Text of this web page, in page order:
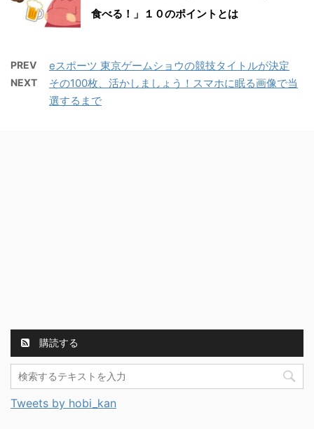
食べる！」１０のポイントとは
PREV eスポーツ 東京ゲームショウの競技タイトルが決定
NEXT
その100枚、活かしましょう！スマホに眠る画像で当
選するまで
購読する
Tweets by hobi_kan